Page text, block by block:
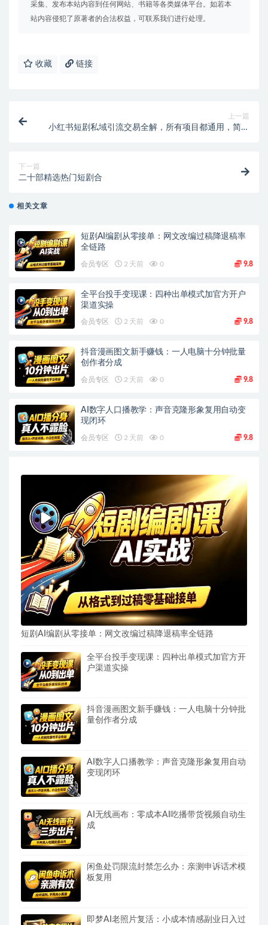
采集、发布本站内容到任何网站、书籍等各类媒体平台。如若本
站内容侵犯了原著者的合法权益，可联系我们进行处理。
收藏 链接
上一篇
小红书短剧私域引流交易全解，所有项目都通用，简单
下一篇
二十部精选热门短剧合
相关文章
短剧AI编剧从零接单：网文改编过稿降退稿率
全链路
会员专区 2 天前 0 9.8
全平台投手变现课：四种出单模式加官方开户
渠道实操
会员专区 2 天前 0 9.8
抖音漫画图文新手赚钱：一人电脑十分钟批量
创作者分成
会员专区 2 天前 0 9.8
AI数字人口播教学：声音克隆形象复用自动变
现闭环
会员专区 2 天前 0 9.8
短剧AI编剧从零接单：网文改编过稿降退稿率全链路
全平台投手变现课：四种出单模式加官方开
户渠道实操
抖音漫画图文新手赚钱：一人电脑十分钟批
量创作者分成
AI数字人口播教学：声音克隆形象复用自动
变现闭环
AI无线画布：零成本AI吃播带货视频自动生
成
闲鱼处罚限流封禁怎么办：亲测申诉话术模
板复用
即梦AI老照片复活：小成本情感副业日入过